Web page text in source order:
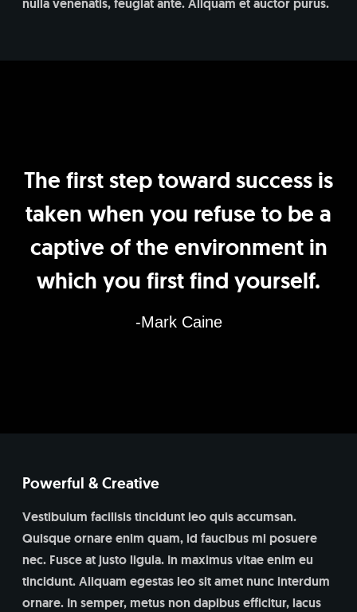
nulla venenatis, feugiat ante. Aliquam et auctor purus.
The first step toward success is
taken when you refuse to be a
captive of the environment in
which you first find yourself.
-Mark Caine
Powerful & Creative
Vestibulum facilisis tincidunt leo quis accumsan.
Quisque ornare enim quam, id faucibus mi posuere
nec. Fusce at justo ligula. In maximus vitae enim eu
tincidunt. Aliquam egestas leo sit amet nunc interdum
ornare. In semper, metus non dapibus efficitur, lacus